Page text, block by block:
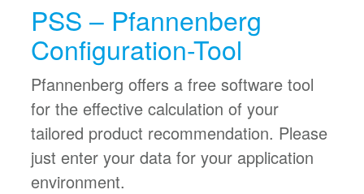
PSS – Pfannenberg
Configuration-Tool
Pfannenberg offers a free software tool
for the effective calculation of your
tailored product recommendation. Please
just enter your data for your application
environment.